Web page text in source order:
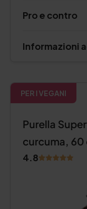
Pro e contro
Informazioni
PER I VEGANI
Purella
curcuma, 60
4.8